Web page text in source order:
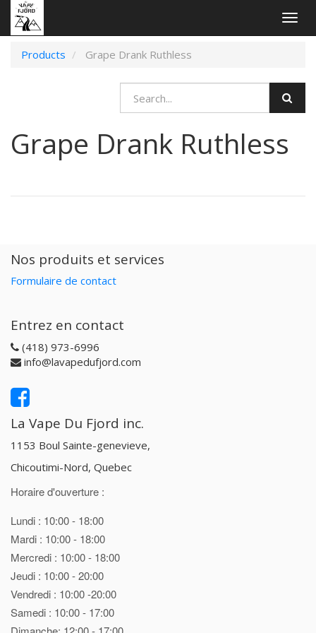
Products
Grape Drank Ruthless
Grape Drank Ruthless
Nos produits et services
Formulaire de contact
Entrez en contact
(418) 973-6996
info@lavapedufjord.com
La Vape Du Fjord inc.
1153 Boul Sainte-genevieve,
Chicoutimi-Nord, Quebec
Horaire d'ouverture :
Lundi : 10:00 - 18:00
Mardi : 10:00 - 18:00
Mercredi : 10:00 - 18:00
Jeudi : 10:00 - 20:00
Vendredi : 10:00 -20:00
Samedi : 10:00 - 17:00